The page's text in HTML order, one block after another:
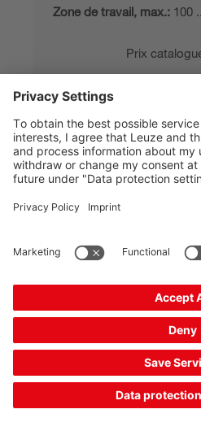
Zone de travail, max.: 100
Prix
Délais de
Ajouter
panier